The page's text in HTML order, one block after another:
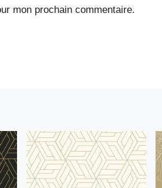
mon prochain commentaire.